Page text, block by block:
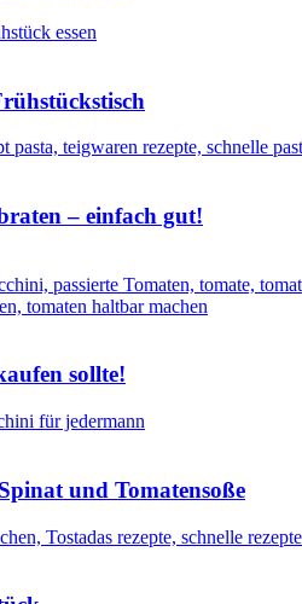
– einfach gut!
sollte!
und Tomatensoße